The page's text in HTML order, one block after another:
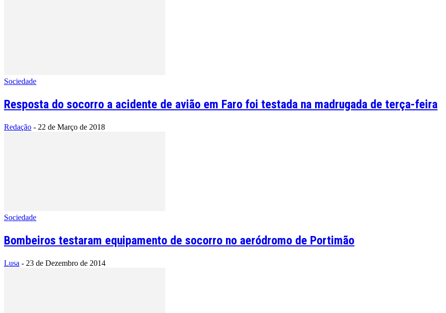
Sociedade
Resposta do socorro a acidente de avião em Faro foi testada na madrugada de terça-feira
Redação - 22 de Março de 2018
Sociedade
Bombeiros testaram equipamento de socorro no aeródromo de Portimão
Lusa - 23 de Dezembro de 2014